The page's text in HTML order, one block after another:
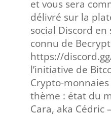
et vous sera
délivré sur la
social Discord
connu de
https://
l’initiative de
Crypto-
thème : état du
Cara, aka